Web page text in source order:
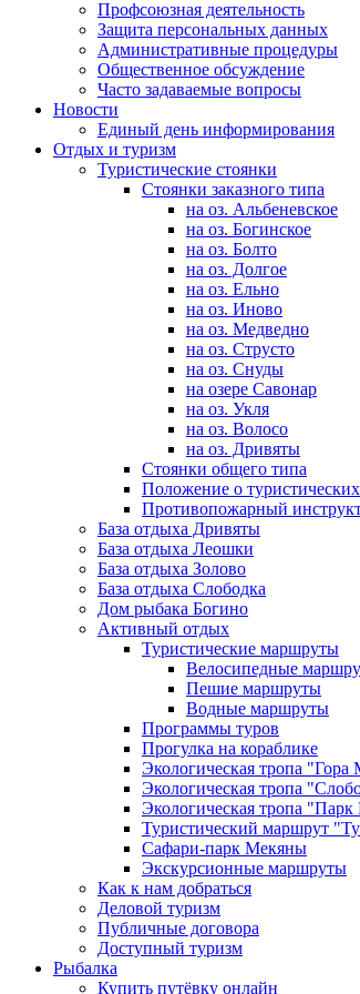
Профсоюзная деятельность
Защита персональных данных
Административные процедуры
Общественное обсуждение
Часто задаваемые вопросы
Новости
Единый день информирования
Отдых и туризм
Туристические стоянки
Стоянки заказного типа
на оз. Альбеневское
на оз. Богинское
на оз. Болто
на оз. Долгое
на оз. Ельно
на оз. Иново
на оз. Медведно
на оз. Струсто
на оз. Снуды
на озере Савонар
на оз. Укля
на оз. Волосо
на оз. Дривяты
Стоянки общего типа
Положение о
Противопожарный
База отдыха Дривяты
База отдыха Леошки
База отдыха Золово
База отдыха Слободка
Дом рыбака Богино
Активный отдых
Туристические маршруты
Велосипедные
Пешие маршруты
Водные маршруты
Программы туров
Прогулка на кораблике
Экологическая тропа "Гора
Экологическая тропа
Экологическая тропа "Парк
Туристический маршрут
Сафари-парк Мекяны
Экскурсионные маршруты
Как к нам добраться
Деловой туризм
Публичные договора
Доступный туризм
Рыбалка
Купить путёвку онлайн